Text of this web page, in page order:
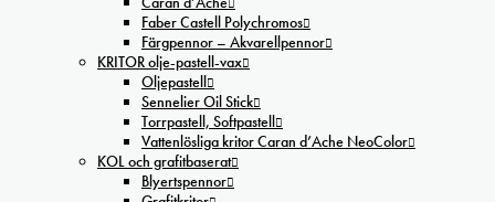
Faber Castell Polychromos
Färgpennor – Akvarellpennor
KRITOR olje-pastell-vax
Oljepastell
Sennelier Oil Stick
Torrpastell, Softpastell
Vattenlösliga kritor Caran d’Ache NeoColor
KOL och grafitbaserat
Blyertspennor